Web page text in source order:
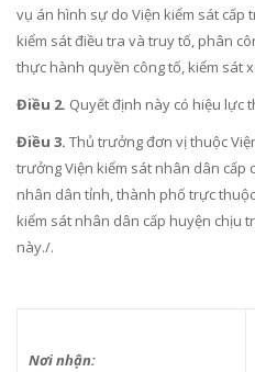
vụ án hình sự do Viện kiểm sát cấp
kiểm sát điều tra và truy tố, phân
thực hành quyền công tố, kiểm sát
Điều 2. Quyết định này có hiệu lực
Điều 3. Thủ trưởng đơn vị thuộc
trưởng Viện kiểm sát nhân dân cấp
nhân dân tỉnh, thành phố trực
kiểm sát nhân dân cấp huyện chịu
này./.
Nơi nhận: